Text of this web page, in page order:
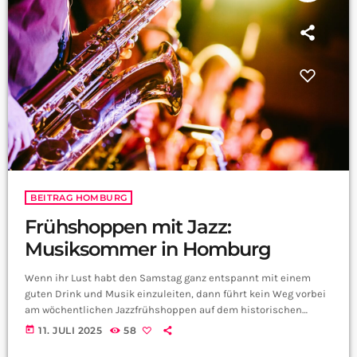
BEITRAG HOMBURG
Frühshoppen mit Jazz:
Musiksommer in Homburg
Wenn ihr Lust habt den Samstag ganz entspannt mit einem
guten Drink und Musik einzuleiten, dann führt kein Weg vorbei
am wöchentlichen Jazzfrühshoppen auf dem historischen
Marktplatz in Homburg. Nico weiß aber mehr darüber, wer tritt
today 11. JULI 2025 58